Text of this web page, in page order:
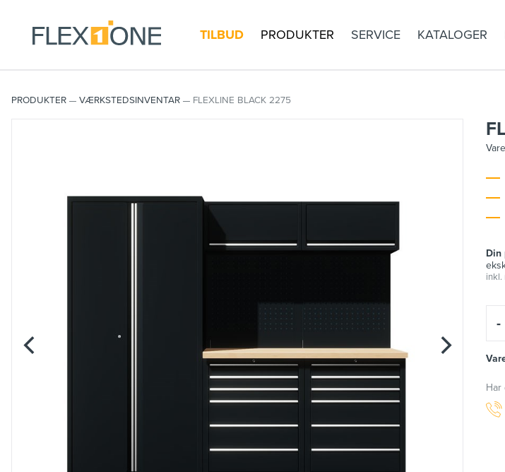
TILBUD PRODUKTER SERVICE KATALOGER
PRODUKTER VÆRKSTEDSINVENTAR FLEXLINE BLACK 2275
Din
inkl.
-
Har